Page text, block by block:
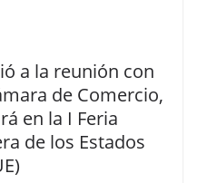
a la reunión con
de Comercio,
en la I Feria
de los Estados